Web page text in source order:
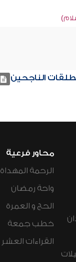
الناجحين
محاور فرعية
الرحمة المهداة
واحة رمضان
الحج و العمرة
خطب جمعة
القراءات العشر